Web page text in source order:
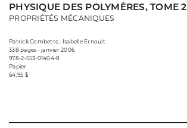
PHYSIQUE DES POLYMÈRES, TOME 2
PROPRIÉTÉS MÉCANIQUES
Patrick Combette , Isabelle Ernoult
338 pages • janvier 2006
978-2-553-01404-8
Papier
64,95 $